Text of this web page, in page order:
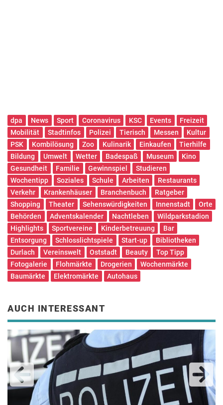
dpa News Sport Coronavirus KSC Events
Freizeit
Mobilität
Stadtinfos Polizei Tierisch Messen
Kultur
PSK
Kombilösung Zoo Kulinarik Einkaufen
Tierhilfe
Bildung
Umwelt Wetter Badespaß Museum
Kino
Gesundheit
Familie Gewinnspiel
Studieren
Wochentipp
Soziales Schule Arbeiten
Restaurants
Verkehr
Krankenhäuser Branchenbuch
Ratgeber
Shopping
Theater Sehenswürdigkeiten Innenstadt
Orte
Behörden
Adventskalender Nachtleben
Wildparkstadion
Highlights
Sportvereine Kinderbetreuung
Bar
Entsorgung
Schlosslichtspiele Start-up
Bibliotheken
Durlach
Vereinswelt Oststadt Beauty
Top Tipp
Fotogalerie
Flohmärkte Drogerien
Wochenmärkte
Baumärkte
Elektromärkte Autohaus
AUCH INTERESSANT